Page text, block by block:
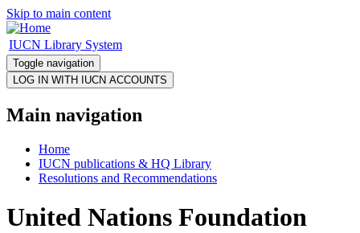
Skip to main content
IUCN Library System
Toggle navigation
Main navigation
Home
IUCN publications & HQ Library
Resolutions and Recommendations
United Nations Foundation